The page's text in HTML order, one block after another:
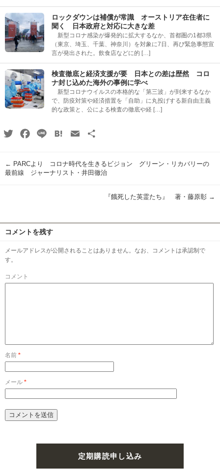
ロックダウンは補償が常識 オーストリア在住者に
聞く 日本政府と対応に大きな差
新型コロナ感染が爆発的に拡大するなか、首都圏の1都3県
（東京、埼玉、千葉、神奈川）を対象に7日、再び緊急事態宣
言が発出された。飲食店などに的 […]
検査徹底と経済支援が要 日本との差は歴然 コロ
ナ封じ込めた海外の事例に学べ
新型コロナウイルスの本格的な「第三波」が到来するなか
で、防疫対策や経済措置を「自助」に丸投げする新自由主義
的な政策と、公による検査の徹底や経 […]
TwitterFacebook
Line HatenaEmail
← PARCより コロナ時代を生きるビジョン グリーン・リカバリーの
最前線 ジャーナリスト・井田徹治
『餓死した英霊たち』 著・藤原彰 →
コメントを残す
メールアドレスが公開されることはありません。なお、コメントは承認制で
す。
コメント
名前 *
メール *
定期購読申し込み